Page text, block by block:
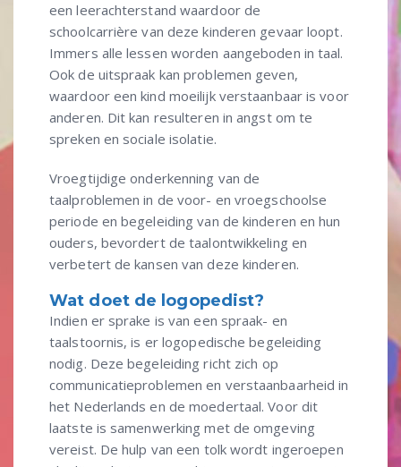
een leerachterstand waardoor de
schoolcarrière van deze kinderen gevaar loopt.
Immers alle lessen worden aangeboden in taal.
Ook de uitspraak kan problemen geven,
waardoor een kind moeilijk verstaanbaar is voor
anderen. Dit kan resulteren in angst om te
spreken en sociale isolatie.
Vroegtijdige onderkenning van de
taalproblemen in de voor- en vroegschoolse
periode en begeleiding van de kinderen en hun
ouders, bevordert de taalontwikkeling en
verbetert de kansen van deze kinderen.
Wat doet de logopedist?
Indien er sprake is van een spraak- en
taalstoornis, is er logopedische begeleiding
nodig. Deze begeleiding richt zich op
communicatieproblemen en verstaanbaarheid in
het Nederlands en de moedertaal. Voor dit
laatste is samenwerking met de omgeving
vereist. De hulp van een tolk wordt ingeroepen